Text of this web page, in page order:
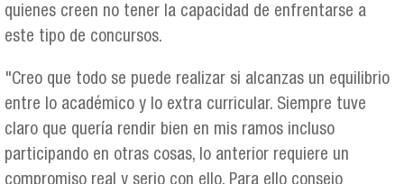
quienes creen no tener la capacidad de enfrentarse a
este tipo de concursos.
"Creo que todo se puede realizar si alcanzas un equilibrio
entre lo académico y lo extra curricular. Siempre tuve
claro que quería rendir bien en mis ramos incluso
participando en otras cosas, lo anterior requiere un